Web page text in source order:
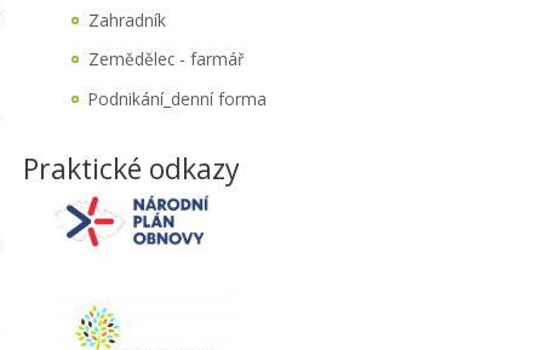
Zahradník
Zemědělec - farmář
Podnikání_denní forma
Praktické odkazy